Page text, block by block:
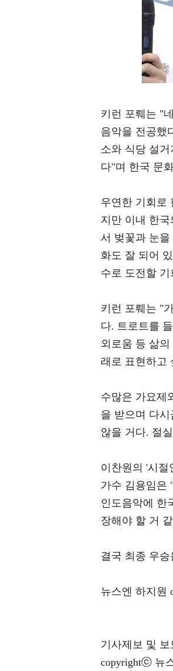
키런 포뤠는 "
음악을 전공했
소와 식당 설
다"며 한국 문
우연한 기회로
지만 이내 한
서 벚꽃과 눈
화도 잘 되어
수로 도전할
키런 포뤠는 "
다. 트로트를
외로움 등 삶
래로 표현하고
수많은 가요제
을 받으며 다
않을 거다. 절
이찬원의 '시절
가수 김용임은
인도음악에 한
장해야 할 거
결국 최종 우
뉴스엔 하지원
기사제보 및 보
copyrightⓒ 뉴